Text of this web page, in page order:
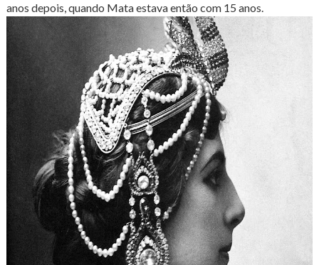
anos depois, quando Mata estava então com 15 anos.